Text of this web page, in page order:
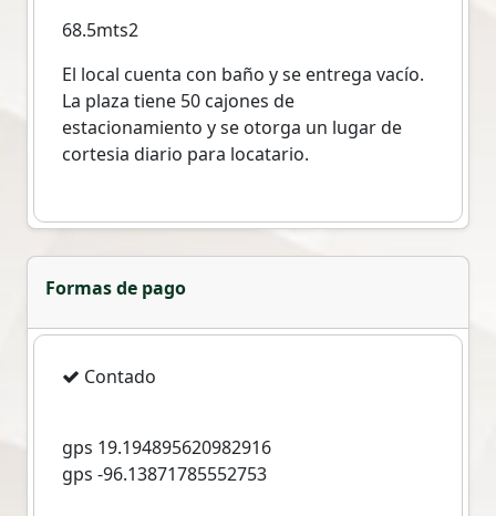
68.5mts2
El local cuenta con baño y se entrega vacío.
La plaza tiene 50 cajones de
estacionamiento y se otorga un lugar de
cortesia diario para locatario.
Formas de pago
Contado
gps 19.194895620982916
gps -96.13871785552753